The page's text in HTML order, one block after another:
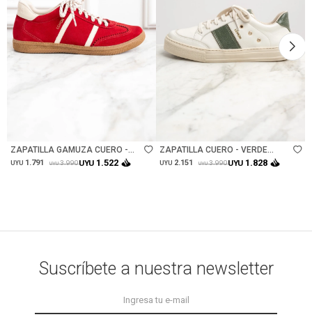
ZAPATILLA GAMUZA CUERO -
ROJO
UYU 1.791 UYU 3.990UYU 1.522
ZAPATILLA CUERO - VERDE
INGLES
UYU 2.151 UYU 3.990UYU 1.828
Suscríbete a nuestra newsletter